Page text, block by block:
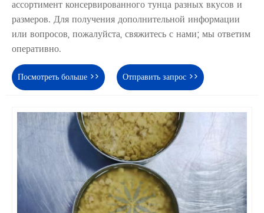
ассортимент консервированного тунца разных вкусов и
размеров. Для получения дополнительной информации
или вопросов, пожалуйста, свяжитесь с нами; мы ответим
оперативно.
Посмотреть больше >> Отправить запрос >>